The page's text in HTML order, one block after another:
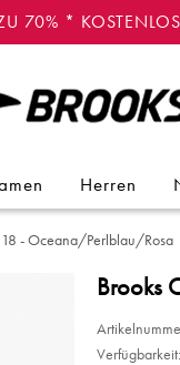
70% *
Herren
18 - Oceana/Perlblau/Rosa
Brooks
Verfügbarkeit: